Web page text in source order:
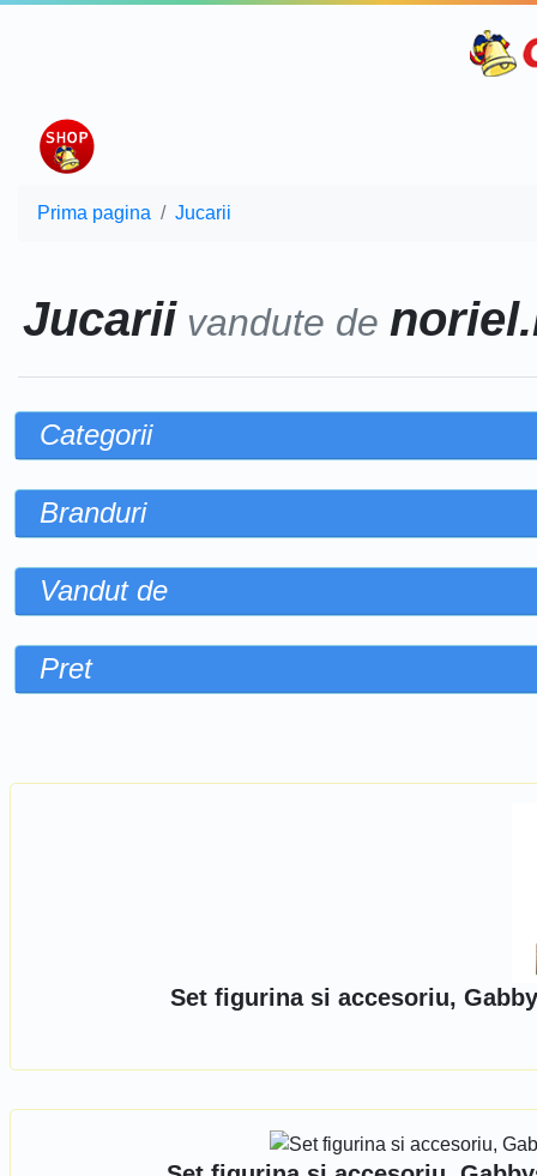
Prima pagina Jucarii
Jucariivandute de
Categorii
Branduri
Vandut de
Pret
Set figurina si accesoriu,